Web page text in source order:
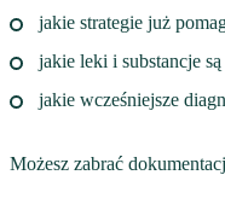
jakie strategie już
jakie leki i substancje
jakie wcześniejsze
Możesz zabrać